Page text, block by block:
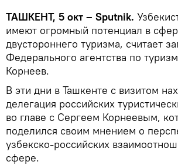
ТАШКЕНТ, 5 окт – Sputnik.
имеют огромный потенциал в
двустороннего туризма, считает
Федерального агентства по
Корнеев.
В эти дни в Ташкенте с визитом
делегация российских
во главе с Сергеем Корнеевым,
поделился своим мнением о
узбекско-российских
сфере.